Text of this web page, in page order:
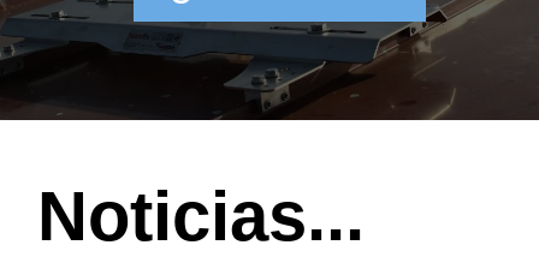
Noticias...